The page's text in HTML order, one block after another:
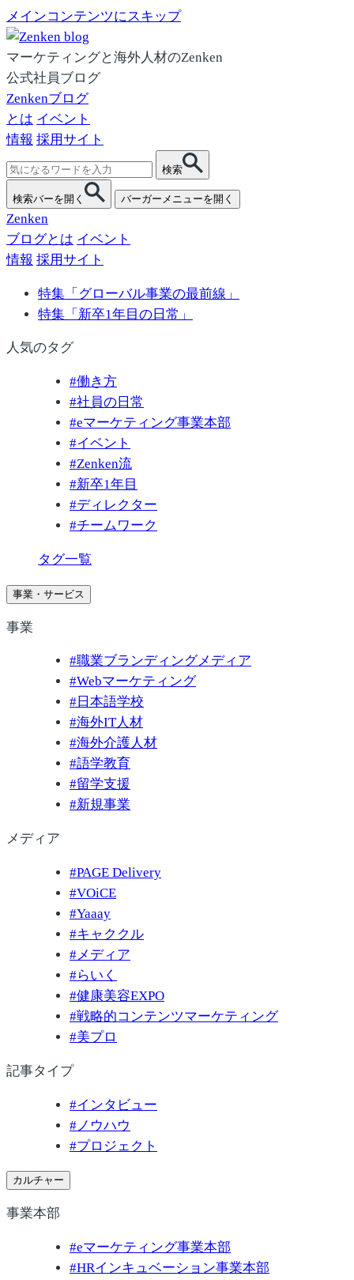
メインコンテンツにスキップ
マーケティングと海外人材のZenken
公式社員ブログ
Zenkenブログ
とは イベント
情報 採用サイト
検
索:
検索
検索バーを開く バーガーメニューを開く
Zenken
ブログとは イベント
情報 採用サイト
特集「グローバル事業の最前線」
特集「新卒1年目の日常」
人気のタグ
#働き方
#社員の日常
#eマーケティング事業本部
#イベント
#Zenken流
#新卒1年目
#ディレクター
#チームワーク
タグ一覧
事業・サービス
事業
#職業ブランディングメディア
#Webマーケティング
# 日本語学校
#海外IT人材
#海外介護人材
#語学教育
#留学支援
#新規事業
メディア
#PAGE Delivery
#VOiCE
#Yaaay
#キャククル
#メディア
#らいく
#健康美容EXPO
#戦略的コンテンツマーケティング
#美プロ
記事タイプ
#インタビュー
# ノウハウ
#プロジェクト
カルチャー
事業本部
#eマーケティング事業本部
#HRインキュベーション事業本部